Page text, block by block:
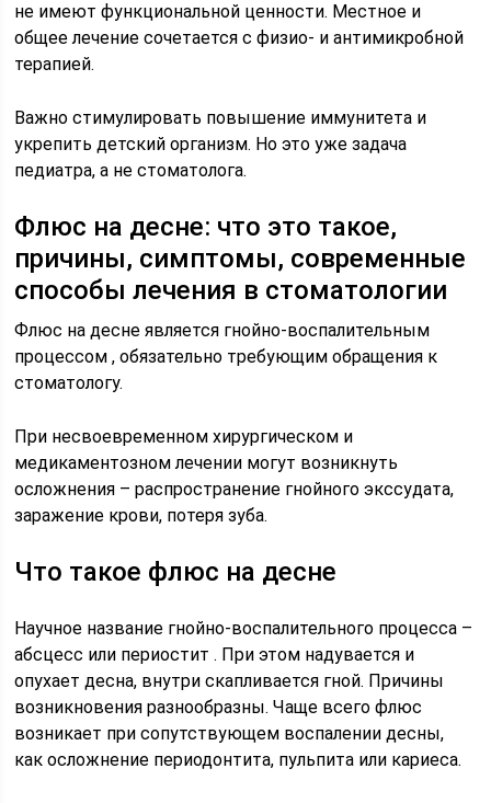
не имеют функциональной ценности. Местное и
общее лечение сочетается с физио- и антимикробной
терапией.
Важно стимулировать повышение иммунитета и
укрепить детский организм. Но это уже задача
педиатра, а не стоматолога.
Флюс на десне: что это такое,
причины, симптомы, современные
способы лечения в стоматологии
Флюс на десне является гнойно-воспалительным
процессом , обязательно требующим обращения к
стоматологу.
При несвоевременном хирургическом и
медикаментозном лечении могут возникнуть
осложнения – распространение гнойного экссудата,
заражение крови, потеря зуба.
Что такое флюс на десне
Научное название гнойно-воспалительного процесса –
абсцесс или периостит . При этом надувается и
опухает десна, внутри скапливается гной. Причины
возникновения разнообразны. Чаще всего флюс
возникает при сопутствующем воспалении десны,
как осложнение периодонтита, пульпита или кариеса.